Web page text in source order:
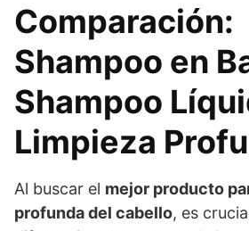
Comparación:
Shampoo en
Shampoo
Limpieza
Al buscar el mejor producto
profunda del cabello, es